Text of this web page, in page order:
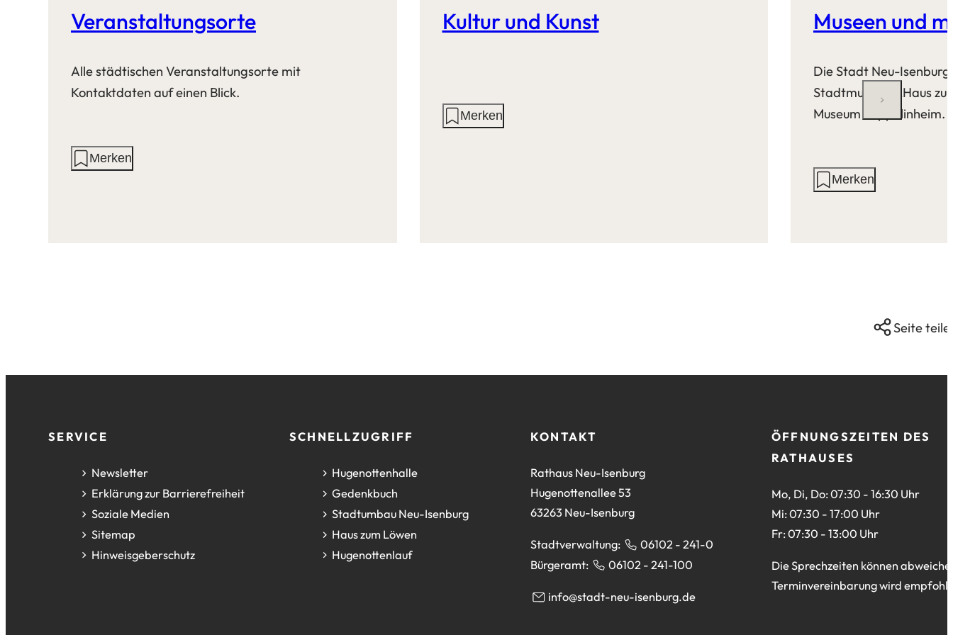
Veranstaltungsorte
Alle städtischen Veranstaltungsorte mit
Kontaktdaten auf einen Blick.
AktionenMerken
Kultur und Kunst
AktionenMerken
Museen und
Die Stadt Neu-
Stadtmuseum „Haus
Museum Zeppelinheim.
AktionenMerken
Seite
FußzeileSERVICE
Newsletter
Erklärung zur Barrierefreiheit
Soziale Medien
Sitemap
Hinweisgeberschutz
SCHNELLZUGRIFF
Hugenottenhalle
(Öffnet
in
einem
neuen
Tab)
Gedenkbuch
(Öffnet
in
einem
neuen
Stadtumbau Neu-Isenburg
(Öffnet
in
einem
Haus zum Löwen
(Öffnet
in Hugenottenlauf
(Öffnet
KONTAKT
Rathaus Neu-Isenburg
Hugenottenallee 53
63263 Neu-Isenburg
Stadtverwaltung:
06102 - 241-0
Bürgeramt:
06102 - 241-100
info stadt-neu-isenburg de
ÖFFNUNGSZEITEN DES
RATHAUSES
Mo, Di, Do: 07:30 - 16:30 Uhr
Mi: 07:30 - 17:00 Uhr
Fr: 07:30 - 13:00 Uhr
Die Sprechzeiten können
Terminvereinbarung wird